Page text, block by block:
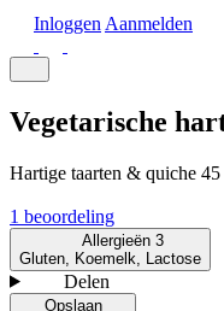
Inloggen Aanmelden
Vegetarische
Hartige taarten & quiche 45
1 beoordeling
Allergieën 3
Gluten, Koemelk, Lactose
Delen
Opslaan